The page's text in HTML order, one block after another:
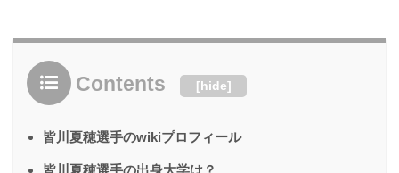
Contents [hide]
皆川夏穂選手のwikiプロフィール